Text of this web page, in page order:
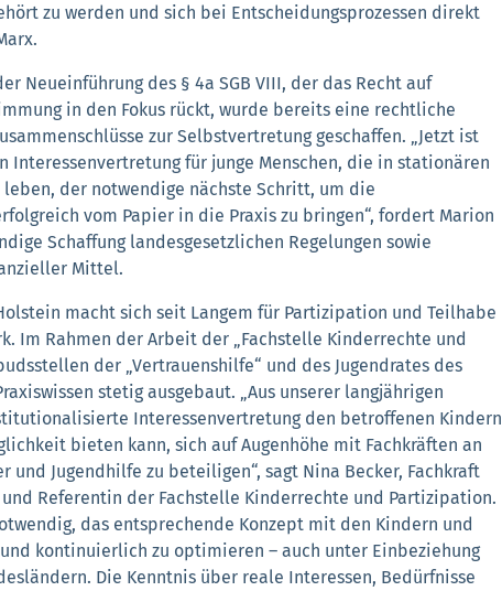
zu werden und sich bei Entscheidungsprozessen direkt
Neueinführung des § 4a SGB VIII, der das Recht auf
in den Fokus rückt, wurde bereits eine rechtliche
zur Selbstvertretung geschaffen. „Jetzt ist
für junge Menschen, die in stationären
der notwendige nächste Schritt, um die
vom Papier in die Praxis zu bringen“, fordert Marion
Schaffung landesgesetzlichen Regelungen sowie
Mittel.
macht sich seit Langem für Partizipation und Teilhabe
Im Rahmen der Arbeit der „Fachstelle Kinderrechte und
der „Vertrauenshilfe“ und des Jugendrates des
stetig ausgebaut. „Aus unserer langjährigen
Interessenvertretung den betroffenen Kindern
bieten kann, sich auf Augenhöhe mit Fachkräften an
Jugendhilfe zu beteiligen“, sagt Nina Becker, Fachkraft
Referentin der Fachstelle Kinderrechte und Partizipation.
das entsprechende Konzept mit den Kindern und
kontinuierlich zu optimieren – auch unter Einbeziehung
Die Kenntnis über reale Interessen, Bedürfnisse